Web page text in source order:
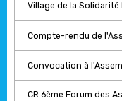
Village de la
Compte-rendu de
Convocation à
CR 6ème Forum des